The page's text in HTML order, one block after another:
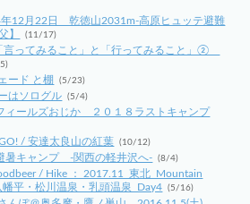
12月22日 乾徳山2031m-高原ヒュッテ避難
】
(11/17)
言ってみること」と「行ってみること」②
ード と棚 (5/23)
はソログル (5/4)
ィールズおじか ２０１８ラストキャンプ
/ 安達太良山の紅葉 (10/12)
暑キャンプ -関西の軽井沢へ- (8/4)
/ Hike ： 2017.11_東北_Mountain
平・松川温泉・乳頭温泉_Day4 (5/16)